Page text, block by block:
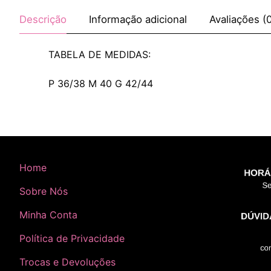
Descrição Informação adicional Avaliações
TABELA DE MEDIDAS:
P 36/38 M 40 G 42/44
Home
Sobre Nós
Minha Conta
Política de Privacidade
Trocas e Devoluções